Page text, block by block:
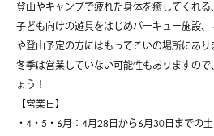
登山やキャンプで疲れた身体を癒してくれる
子ども向けの遊具をはじめバーキュー施設
や登山予定の方にはもってこいの場所にあり
冬季は営業していない可能性もありますの
ょう！
【営業日】
・4・5・6月：4月28日から6月30日までの